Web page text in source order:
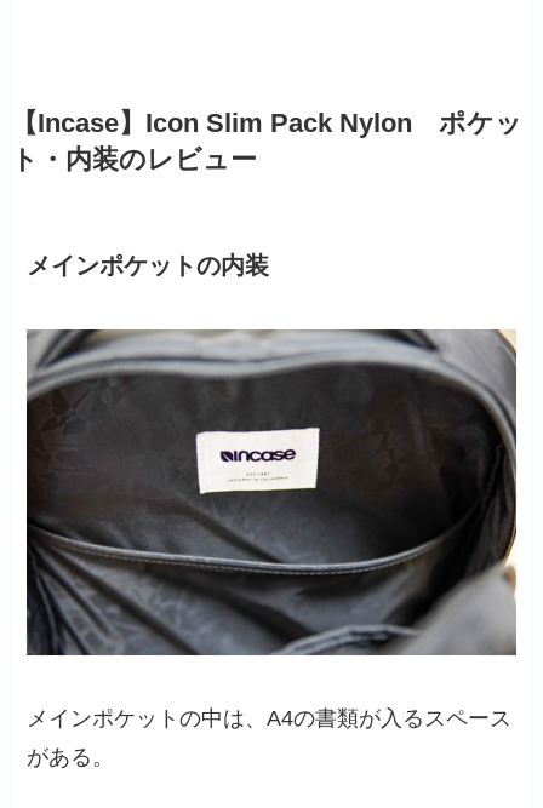
【Incase】Icon Slim Pack Nylon ポケッ
ト・内装のレビュー
メインポケットの内装
メインポケットの中は、A4の書類が入るスペース
がある。